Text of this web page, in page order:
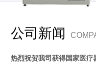
公司新闻
热烈祝贺我司获得国家医疗